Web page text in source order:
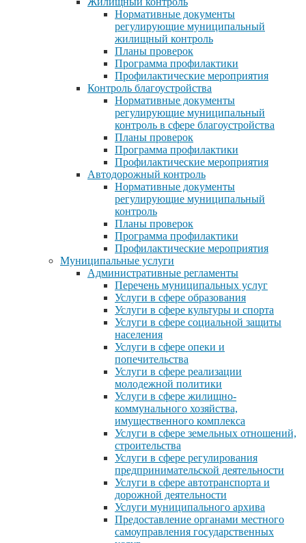
Нормативные документы
регулирующие муниципальный
жилищный контроль
Планы проверок
Программа профилактики
Профилактические мероприятия
Контроль благоустройства
Нормативные документы
регулирующие муниципальный
контроль в сфере благоустройства
Планы проверок
Программа профилактики
Профилактические мероприятия
Автодорожный контроль
Нормативные документы
регулирующие муниципальный
контроль
Планы проверок
Программа профилактики
Профилактические мероприятия
Муниципальные услуги
Административные регламенты
Перечень муниципальных услуг
Услуги в сфере образования
Услуги в сфере культуры и спорта
Услуги в сфере социальной защиты
населения
Услуги в сфере опеки и
попечительства
Услуги в сфере реализации
молодежной политики
Услуги в сфере жилищно-
коммунального хозяйства,
имущественного комплекса
Услуги в сфере земельных отношений,
строительства
Услуги в сфере регулирования
предпринимательской деятельности
Услуги в сфере автотранспорта и
дорожной деятельности
Услуги муниципального архива
Предоставление органами местного
самоуправления государственных